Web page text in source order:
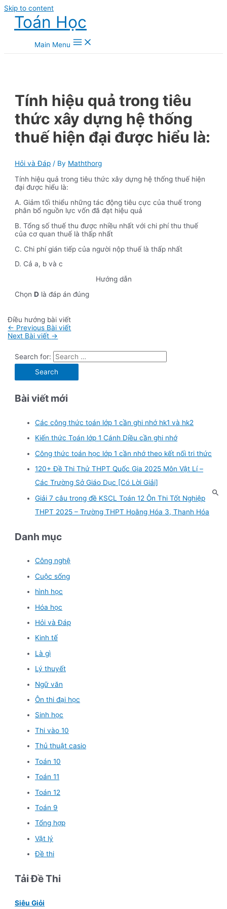
Skip to content
Toán Học
Main Menu
Tính hiệu quả trong tiêu
thức xây dựng hệ thống
thuế hiện đại được hiểu là:
Hỏi và Đáp / By Maththorg
Tính hiệu quả trong tiêu thức xây dựng hệ thống thuế hiện
đại được hiểu là:
A. Giảm tối thiểu những tác động tiêu cực của thuế trong
phân bổ nguồn lực vốn đã đạt hiệu quả
B. Tổng số thuế thu được nhiều nhất với chi phí thu thuế
của cơ quan thuế là thấp nhất
C. Chi phí gián tiếp của người nộp thuế là thấp nhất
D. Cả a, b và c
Hướng dẫn
ChọnD là đáp án đúng
Điều hướng bài viết
← Previous Bài viết
Next Bài viết →
Search for:
Bài viết mới
Các công thức toán lớp 1 cần ghi nhớ hk1 và hk2
Kiến thức Toán lớp 1 Cánh Diều cần ghi nhớ
Công thức toán học lớp 1 cần nhớ theo kết nối tri thức
120+ Đề Thi Thử THPT Quốc Gia 2025 Môn Vật Lí –
Các Trường Sở Giáo Dục [Có Lời Giải]
Giải 7 câu trong đề KSCL Toán 12 Ôn Thi Tốt Nghiệp
THPT 2025 – Trường THPT Hoằng Hóa 3, Thanh Hóa
Danh mục
Công nghệ
Cuộc sống
hình học
Hóa học
Hỏi và Đáp
Kinh tế
Là gì
Lý thuyết
Ngữ văn
Ôn thi đại học
Sinh học
Thi vào 10
Thủ thuật casio
Toán 10
Toán 11
Toán 12
Toán 9
Tổng hợp
Vật lý
Đề thi
Tải Đề Thi
Siêu Giỏi